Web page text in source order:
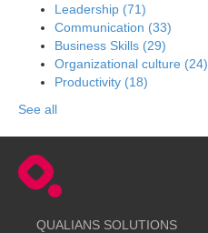
Leadership (71)
Communication (33)
Business Skills (29)
Organizational culture (24)
Productivity (18)
See all
QUALIANS SOLUTIONS